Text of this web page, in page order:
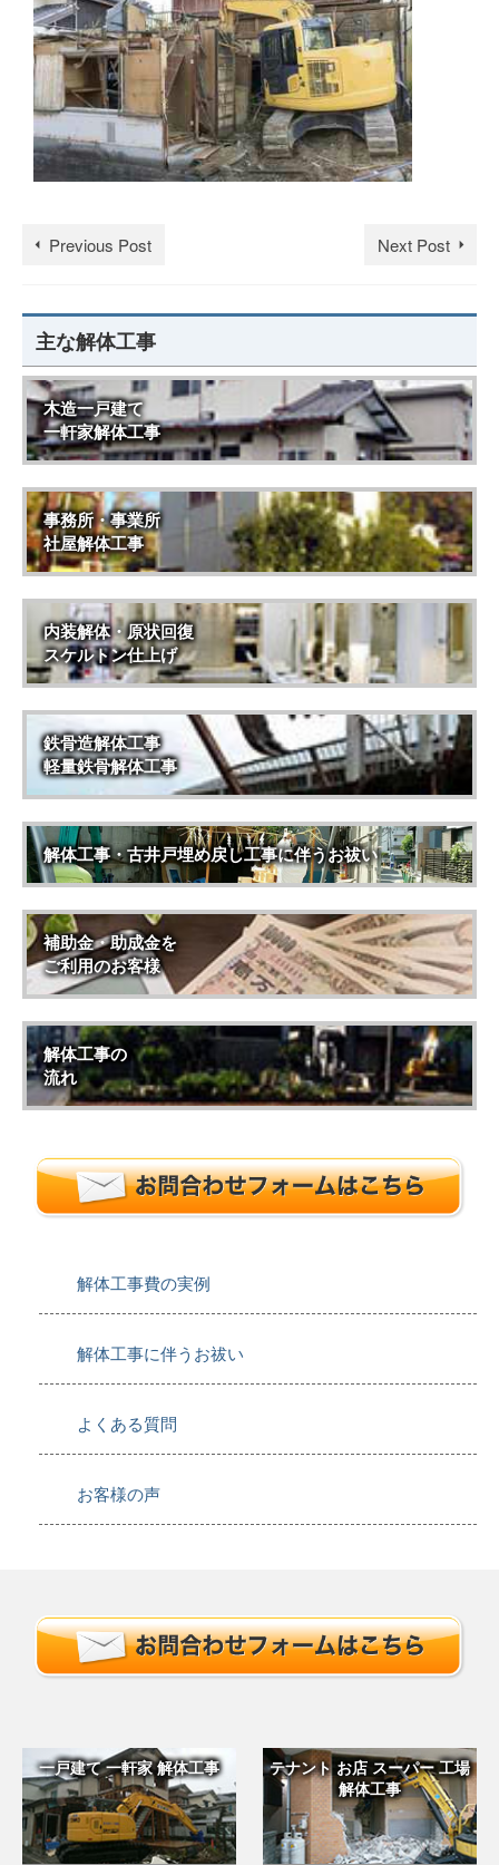
Previous Post Next Post
主な解体工事
木造一戸建て
一軒家解体工事
事務所・事業所
社屋解体工事
内装解体・原状回復
スケルトン仕上げ
鉄骨造解体工事
軽量鉄骨解体工事
解体工事・古井戸埋め戻し工事に伴うお祓い
補助金・助成金を
ご利用のお客様
解体工事の
流れ
解体工事費の実例
解体工事に伴うお祓い
よくある質問
お客様の声
一戸建て 一軒家 解体工事
テナント お店 スーパー 工場
解体工事